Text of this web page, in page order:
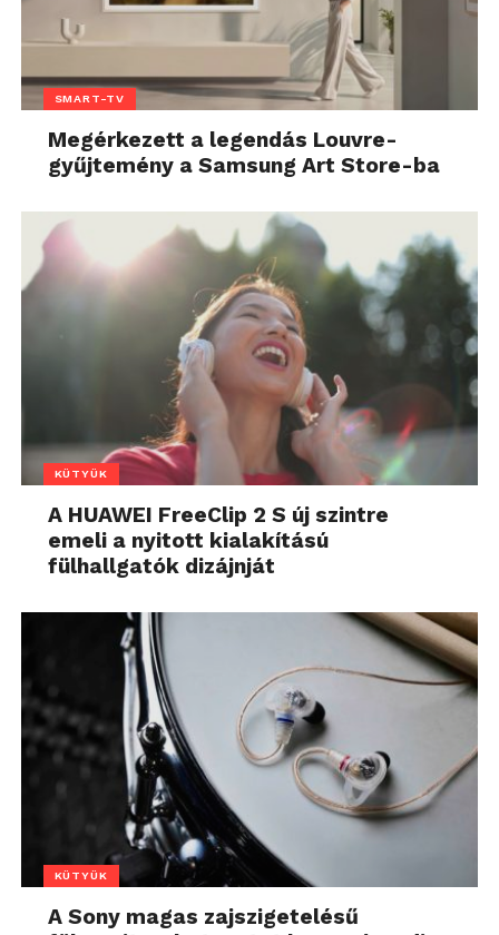
SMART-TV
Megérkezett a legendás Louvre-
gyűjtemény a Samsung Art Store-ba
KÜTYÜK
A HUAWEI FreeClip 2 S új szintre
emeli a nyitott kialakítású
fülhallgatók dizájnját
KÜTYÜK
A Sony magas zajszigetelésű